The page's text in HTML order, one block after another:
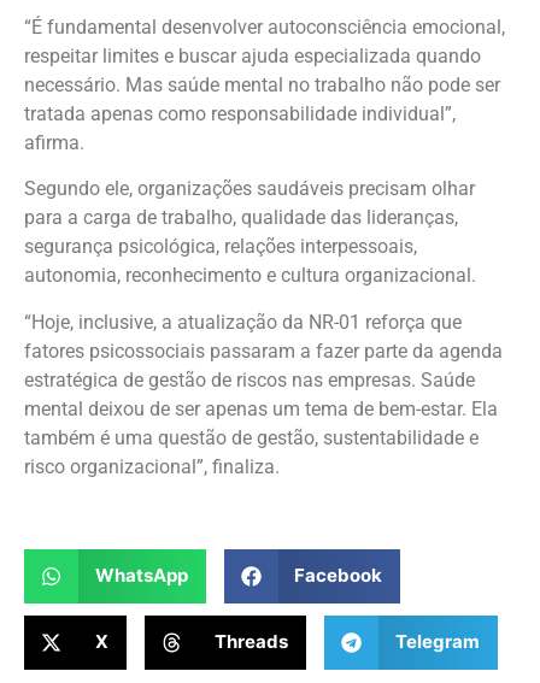
“É fundamental desenvolver autoconsciência emocional,
respeitar limites e buscar ajuda especializada quando
necessário. Mas saúde mental no trabalho não pode ser
tratada apenas como responsabilidade individual”,
afirma.
Segundo ele, organizações saudáveis precisam olhar
para a carga de trabalho, qualidade das lideranças,
segurança psicológica, relações interpessoais,
autonomia, reconhecimento e cultura organizacional.
“Hoje, inclusive, a atualização da NR-01 reforça que
fatores psicossociais passaram a fazer parte da agenda
estratégica de gestão de riscos nas empresas. Saúde
mental deixou de ser apenas um tema de bem-estar. Ela
também é uma questão de gestão, sustentabilidade e
risco organizacional”, finaliza.
WhatsApp Facebook
X Threads Telegram